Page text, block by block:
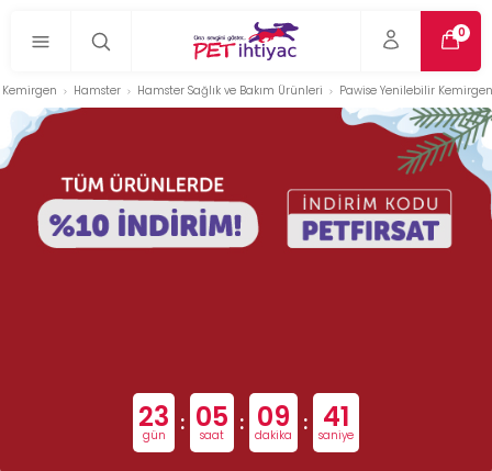
0
Kemirgen Hamster Hamster Sağlık ve Bakım Ürünleri Pawise Yenilebilir Kemirgen
23
gün : 05
saat : 09
dakika : 40
saniye